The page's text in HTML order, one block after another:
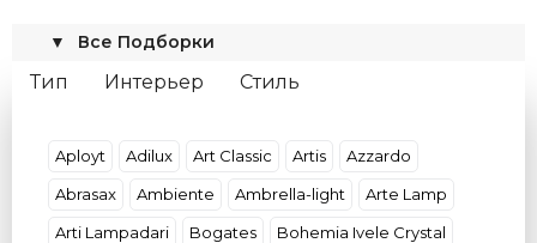
Все Подборки
▼
Тип Интерьер
Стиль
Форма
Декор Цвет плафона
Цвет арматуры
Потолки
Размер
Бренды
Кол-во плафонов
Цвет света
Aployt Adilux Art Classic Artis
Azzardo
Abrasax
Ambiente Ambrella-light
Arte Lamp
Arti Lampadari
Bogates
Bohemia Ivele Crystal